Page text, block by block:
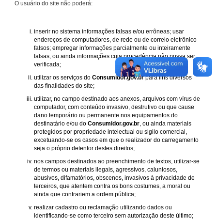
O usuário do site não poderá:
inserir no sistema informações falsas e/ou errôneas; usar
endereços de computadores, de rede ou de correio eletrônico
falsos; empregar informações parcialmente ou inteiramente
falsas, ou ainda informações cuja procedência não possa ser
verificada;
utilizar os serviços do Consumidor.gov.brpara fins diversos
das finalidades do site;
utilizar, no campo destinado aos anexos, arquivos com vírus de
computador, com conteúdo invasivo, destrutivo ou que cause
dano temporário ou permanente nos equipamentos do
destinatário e/ou do Consumidor.gov.br , ou ainda materiais
protegidos por propriedade intelectual ou sigilo comercial,
excetuando-se os casos em que o realizador do carregamento
seja o próprio detentor destes direitos;
nos campos destinados ao preenchimento de textos, utilizar-se
de termos ou materiais ilegais, agressivos, caluniosos,
abusivos, difamatórios, obscenos, invasivos à privacidade de
terceiros, que atentem contra os bons costumes, a moral ou
ainda que contrariem a ordem pública;
realizar cadastro ou reclamação utilizando dados ou
identificando-se como terceiro sem autorização deste último;